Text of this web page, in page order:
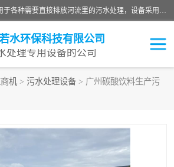
MBR污水处理设备广泛应用于各种需要直接排放河流里的污水处理，设备采用膜生物反应器（Membrane Bioreactor,简称MBR〕技术，取代了传统工艺中的二沉池，它可以*地进行固液分离，得到直接使用的稳定中水，又可在生物池内维持高浓度的微生物量，工艺剩余污泥少，极有效地去除氨氮，出水悬浮物和浊度接近于零，出水中细菌和病毒被大幅度去除，能耗低，占地面积小。
水环保科技有限公司
处理专用设备的公司
机 > 污水处理设备 > 广州碳酸饮料生产污
油墨污水处理设备
实验室污水处理设备